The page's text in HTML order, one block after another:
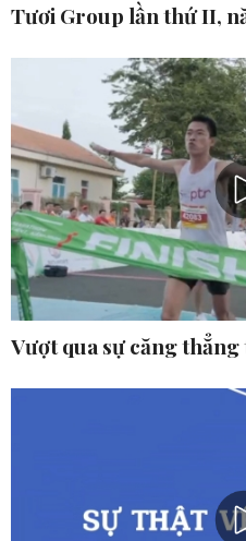
Tươi Group lần thứ II,
Vượt qua sự căng